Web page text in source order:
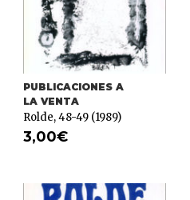
PUBLICACIONES A
LA VENTA
Rolde, 48-49 (1989)
3,00€